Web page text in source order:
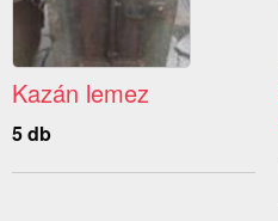
Kazán lemez
5 db